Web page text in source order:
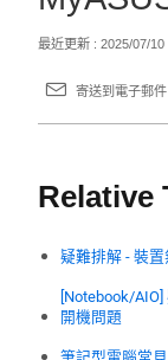
最近更新 : 2025/07/10
寄送到電子郵件
Relative
疑難排解 - 裝
[Notebook/
開機問題